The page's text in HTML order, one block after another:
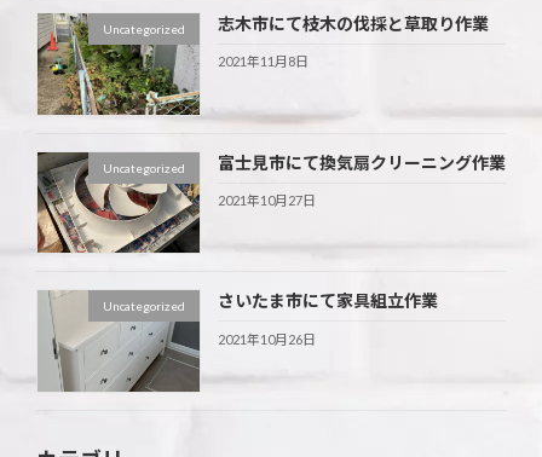
Uncategorized 志木市にて枝木の伐採と草取り作業
2021年11月8日
Uncategorized 富士見市にて換気扇クリーニング作業
2021年10月27日
Uncategorized さいたま市にて家具組立作業
2021年10月26日